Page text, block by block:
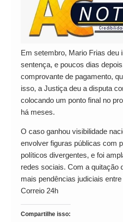
Em setembro, Mario Frias deu
sentença, e poucos dias
comprovante de pagamento,
isso, a Justiça deu a disputa
colocando um ponto final no
há meses.
O caso ganhou visibilidade
envolver figuras públicas com
políticos divergentes, e foi
redes sociais. Com a quitação
mais pendências judiciais
Correio 24h
Compartilhe isso: